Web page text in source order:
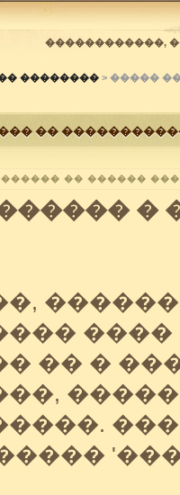
������������,
�������� > �����
��
�� ������
�
����
�� �